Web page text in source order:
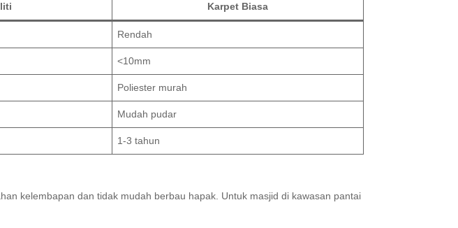
Karpet Biasa
Rendah
<10mm
Poliester murah
Mudah pudar
1-3 tahun
kelembapan dan tidak mudah berbau hapak. Untuk masjid di kawasan pantai